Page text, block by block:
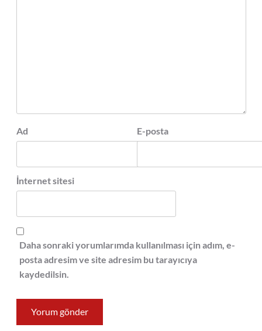
Ad E-posta
İnternet sitesi
Daha sonraki yorumlarımda kullanılması için adım, e-
posta adresim ve site adresim bu tarayıcıya
kaydedilsin.